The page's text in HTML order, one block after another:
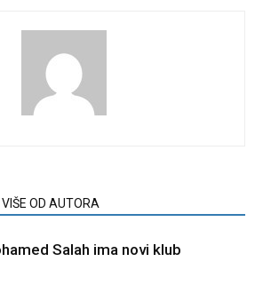
VIŠE OD AUTORA
Salah ima novi klub